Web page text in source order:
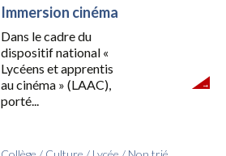
Immersion cinéma
Dans le cadre du
dispositif national «
Lycéens et apprentis
au cinéma » (LAAC),
porté...